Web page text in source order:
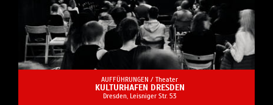
AUFFÜHRUNGEN / Theater
KULTURHAFEN DRESDEN
Dresden, Leisniger Str. 53